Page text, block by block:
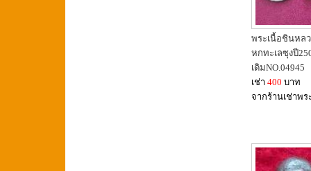
พระเนื้อชินหล
หกทะเลซุงปี
เดิมNO.04945
เช่า 400 บาท
จากร้านเช่าพ